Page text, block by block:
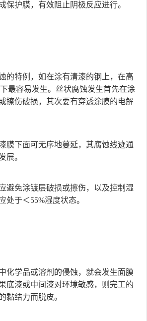
保护膜，有效阻止阴极反应进行。
的特例，如在涂有清漆的钢上，在高
最容易发生。丝状腐蚀发生首先在涂
擦伤破损，其次要有穿透涂膜的电解
膜下面可无序地蔓延，其腐蚀线迹通
展。
避免涂镀层破损或擦伤，以及控制湿
处于＜55%湿度状态。
化学品或溶剂的侵蚀，就会发生面膜
底漆或中间漆对环境敏感，则完工的
黏结力而脱皮。